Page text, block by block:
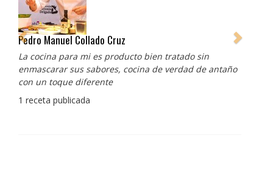
Pedro Manuel Collado Cruz
La cocina para mi es producto bien tratado sin
enmascarar sus sabores, cocina de verdad de antaño
con un toque diferente
1 receta publicada